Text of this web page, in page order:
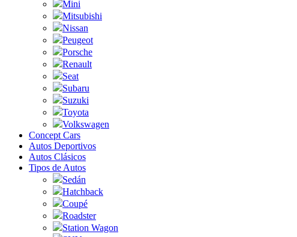
Mini
Mitsubishi
Nissan
Peugeot
Porsche
Renault
Seat
Subaru
Suzuki
Toyota
Volkswagen
Concept Cars
Autos Deportivos
Autos Clásicos
Tipos de Autos
Sedán
Hatchback
Coupé
Roadster
Station Wagon